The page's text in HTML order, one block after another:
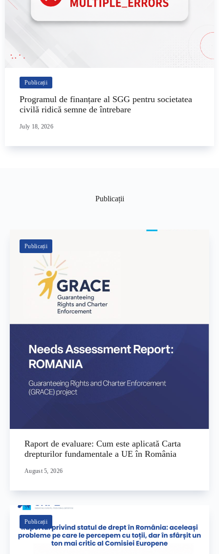
Publicații
Programul de finanțare al SGG pentru societatea
civilă ridică semne de întrebare
July 18, 2026
Publicații
Publicații
Raport de evaluare: Cum este aplicată Carta
drepturilor fundamentale a UE în România
August 5, 2026
Publicații